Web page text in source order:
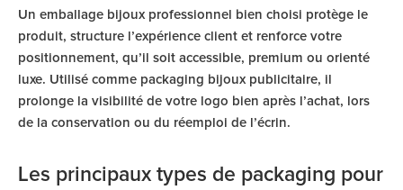
Un emballage bijoux professionnel bien choisi protège le
produit, structure l’expérience client et renforce votre
positionnement, qu’il soit accessible, premium ou orienté
luxe. Utilisé comme packaging bijoux publicitaire, il
prolonge la visibilité de votre logo bien après l’achat, lors
de la conservation ou du réemploi de l’écrin.
Les principaux types de packaging pour